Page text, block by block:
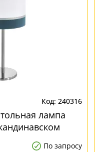
240316
лампа
По запросу